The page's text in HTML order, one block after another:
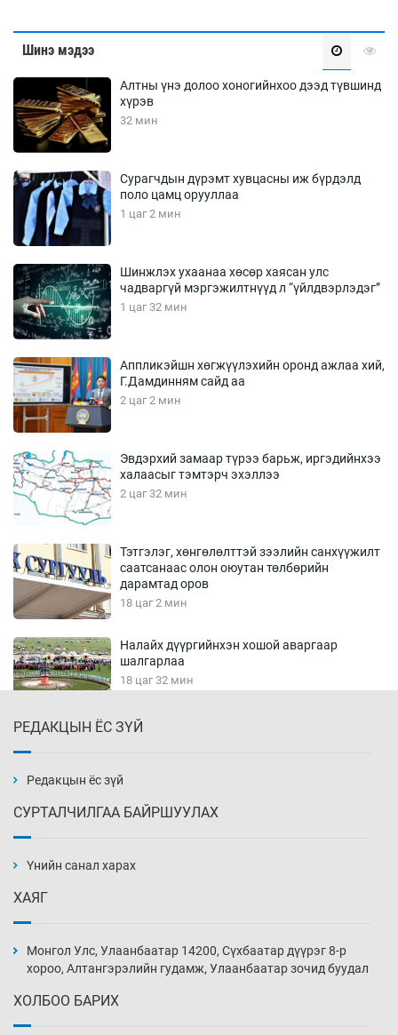
Шинэ мэдээ
Алтны үнэ долоо хоногийнхоо дээд түвшинд
хүрэв
32 мин
Сурагчдын дүрэмт хувцасны иж бүрдэлд
поло цамц орууллаа
1 цаг 2 мин
Шинжлэх ухаанаа хөсөр хаясан улс
чадваргүй мэргэжилтнүүд л “үйлдвэрлэдэг”
1 цаг 32 мин
Аппликэйшн хөгжүүлэхийн оронд ажлаа хий,
Г.Дамдинням сайд аа
2 цаг 2 мин
Эвдэрхий замаар түрээ барьж, иргэдийнхээ
халаасыг тэмтэрч эхэллээ
2 цаг 32 мин
Тэтгэлэг, хөнгөлөлттэй зээлийн санхүүжилт
саатсанаас олон оюутан төлбөрийн
дарамтад оров
18 цаг 2 мин
Налайх дүүргийнхэн хошой аваргаар
шалгарлаа
18 цаг 32 мин
19 цаг 2 мин
19 цаг 32 мин
19 цаг 32 мин
РЕДАКЦЫН ЁС ЗҮЙ
Редакцын ёс зүй
СУРТАЛЧИЛГАА БАЙРШУУЛАХ
Үнийн санал харах
ХАЯГ
Монгол Улс, Улаанбаатар 14200, Сүхбаатар дүүрэг 8-р
хороо, Алтангэрэлийн гудамж, Улаанбаатар зочид буудал
ХОЛБОО БАРИХ